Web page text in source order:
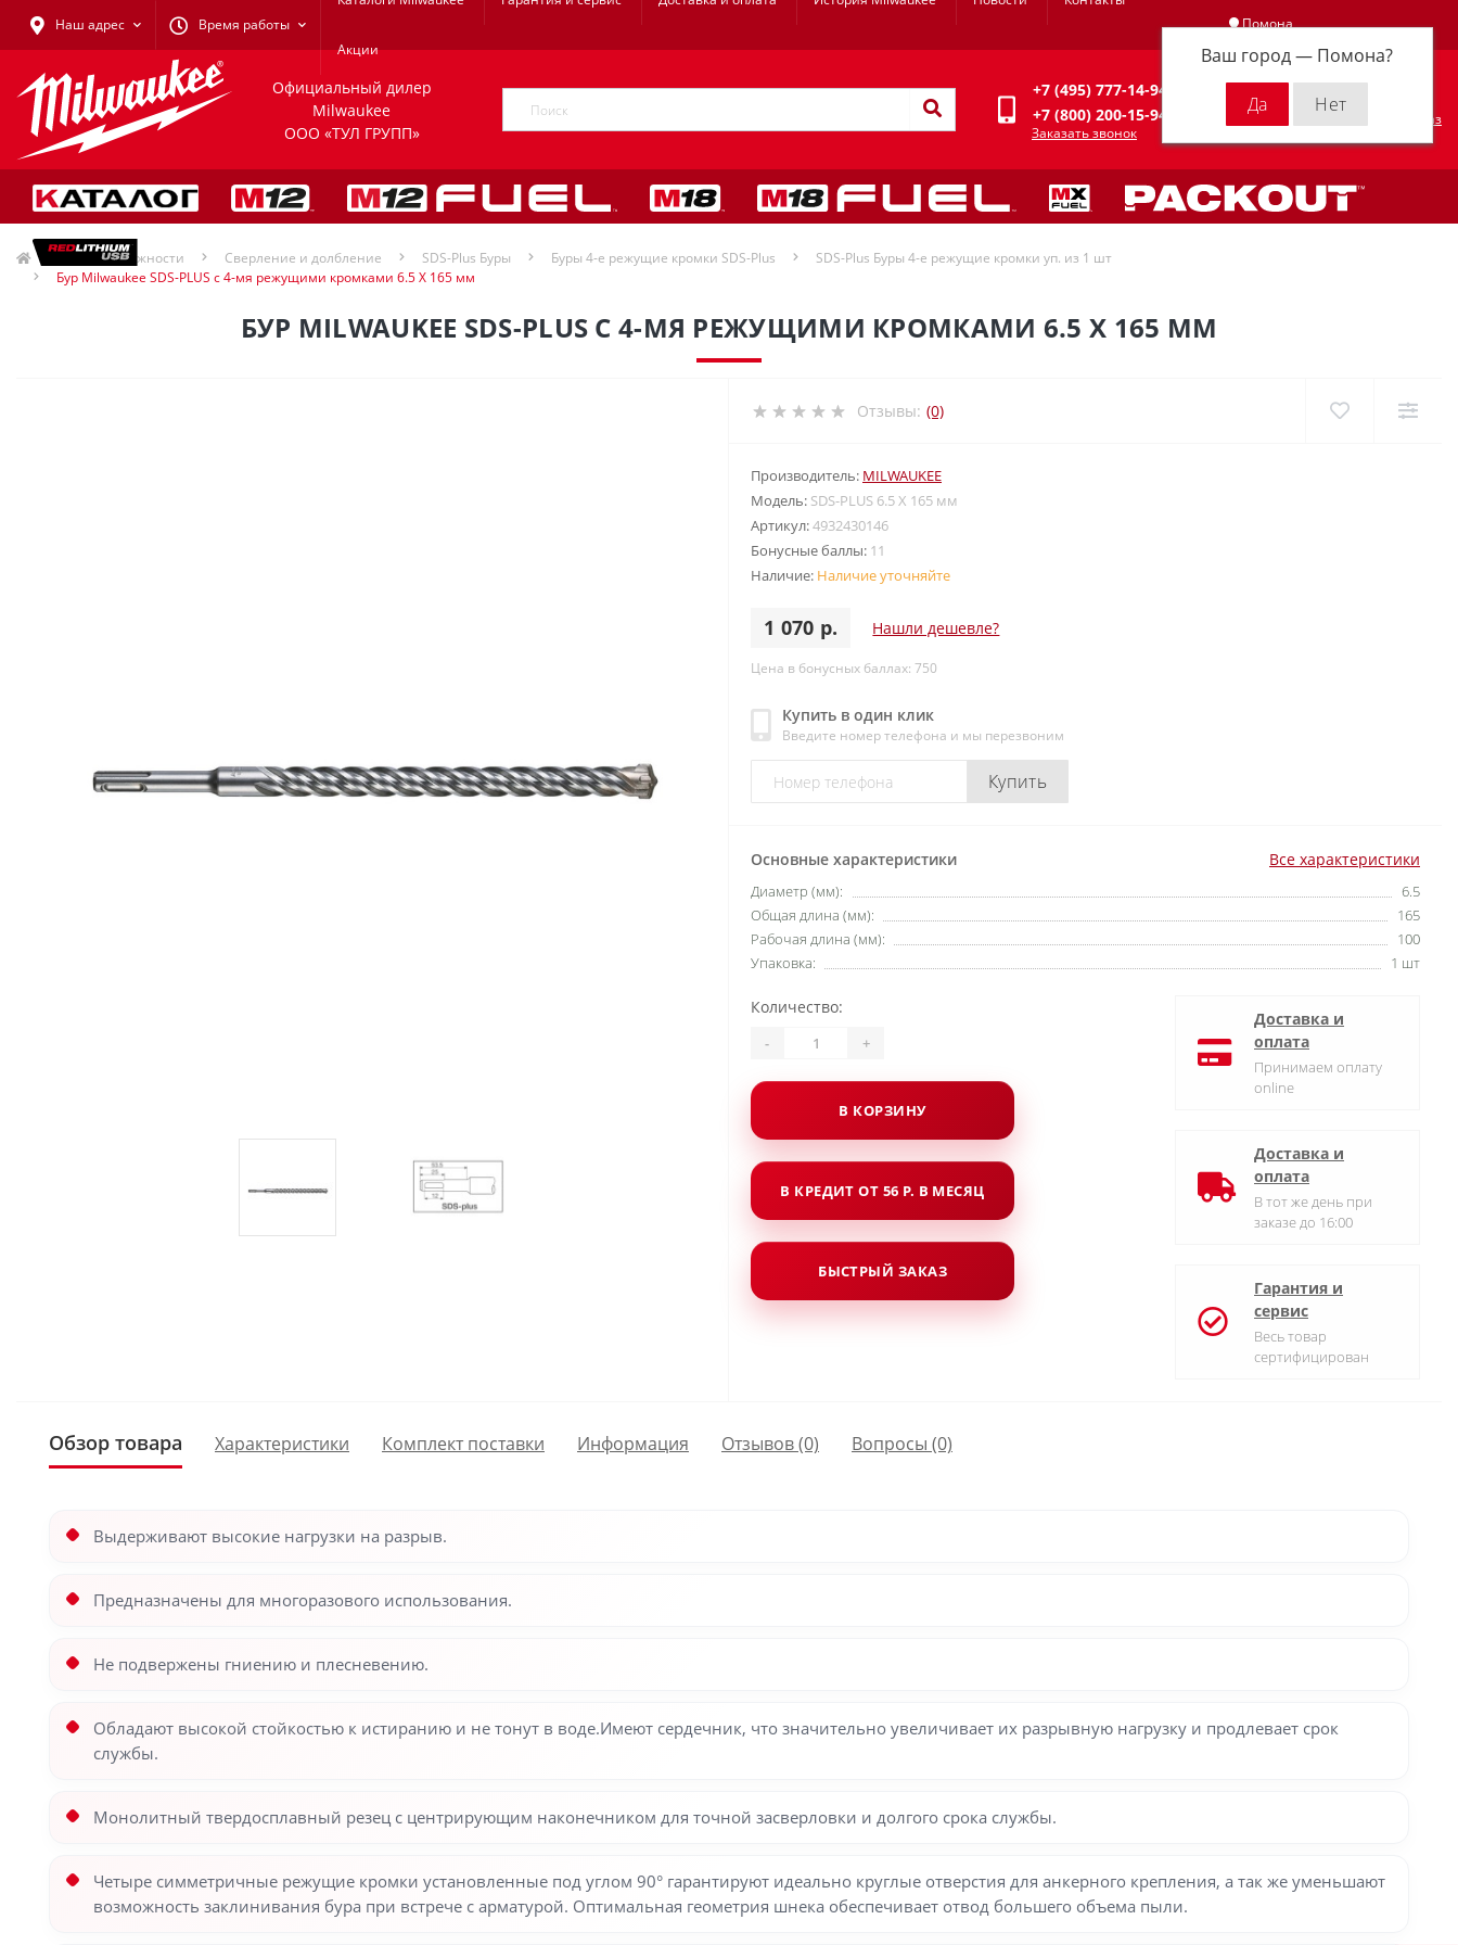
Наш адрес Время работы
Акции
Помона
Ваш город — Помона?
Личный кабинет
Официальный дилер
Milwaukee
ООО «ТУЛ ГРУПП»
+7 (495) 777-14-94
+7 (800) 200-15-94
Заказать звонок
0 р.
Оформить заказ
Принадлежности Сверление и долбление SDS-Plus Буры Буры 4-е режущие кромки SDS-Plus
SDS-Plus Буры 4-е режущие кромки уп. из 1 шт
Бур Milwaukee SDS-PLUS с 4-мя режущими кромками 6.5 X 165 мм
БУР MILWAUKEE SDS-PLUS С 4-МЯ РЕЖУЩИМИ КРОМКАМИ 6.5 X 165 ММ
Отзывы: (0)
Производитель: MILWAUKEE
Модель: SDS-PLUS 6.5 X 165 мм
Артикул:4932430146
Бонусные баллы: 11
Наличие: Наличие уточняйте
1 070 р. Нашли дешевле?
Цена в бонусных баллах: 750
Купить в один клик
Введите номер телефона и мы перезвоним
Купить
Основные характеристики Все характеристики
Диаметр (мм):
6.5
Общая длина (мм):
165
Рабочая длина (мм):
100
Упаковка:
1 шт
Количество:
- +
В КОРЗИНУ
В КРЕДИТ ОТ 56 Р. В МЕСЯЦ
БЫСТРЫЙ ЗАКАЗ
Доставка и
оплата
Принимаем оплату
online
Доставка и
оплата
В тот же день при
заказе до 16:00
Гарантия и
сервис
Весь товар
сертифицирован
Обзор товара Характеристики Комплект поставки Информация Отзывов (0) Вопросы (0)
Выдерживают высокие нагрузки на разрыв.
Предназначены для многоразового использования.
Не подвержены гниению и плесневению.
Обладают высокой стойкостью к истиранию и не тонут в воде.Имеют сердечник, что значительно увеличивает их разрывную нагрузку и продлевает срок
службы.
Монолитный твердосплавный резец с центрирующим наконечником для точной засверловки и долгого срока службы.
Четыре симметричные режущие кромки установленные под углом 90° гарантируют идеально круглые отверстия для анкерного крепления, а так же уменьшают
возможность заклинивания бура при встрече с арматурой. Оптимальная геометрия шнека обеспечивает отвод большего объема пыли.